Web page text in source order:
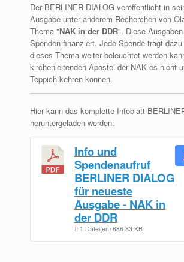
Der BERLINER DIALOG veröffentlicht in
Ausgabe unter anderem Recherchen von
Thema "NAK in der DDR". Diese
Spenden finanziert. Jede Spende trägt
dieses Thema weiter beleuchtet werden
kirchenleitenden Apostel der NAK es nicht
Teppich kehren können.
Hier kann das komplette Infoblatt
heruntergeladen werden:
Info und
Spendenaufruf
BERLINER DIALOG
für neueste
Ausgabe - NAK in
der DDR
1 Datei(en) 686.33 KB